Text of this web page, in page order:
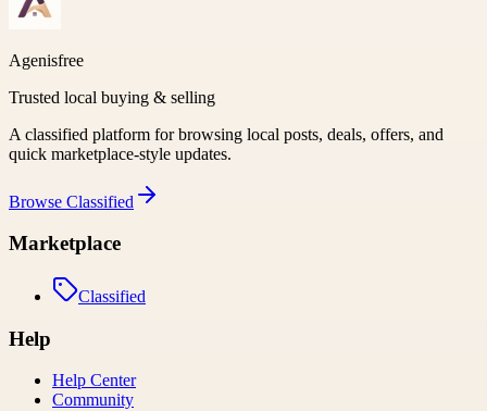
Agenisfree
Trusted local buying & selling
A classified platform for browsing local posts, deals, offers, and
quick marketplace-style updates.
Browse Classified
Marketplace
Classified
Help
Help Center
Community